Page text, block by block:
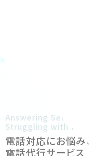
Answering Service
Struggling with
電話対応にお悩み
電話代行サービス